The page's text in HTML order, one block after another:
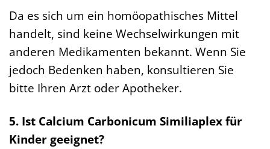
Da es sich um ein homöopathisches Mittel
handelt, sind keine Wechselwirkungen mit
anderen Medikamenten bekannt. Wenn Sie
jedoch Bedenken haben, konsultieren Sie
bitte Ihren Arzt oder Apotheker.
5. Ist Calcium Carbonicum Similiaplex für
Kinder geeignet?